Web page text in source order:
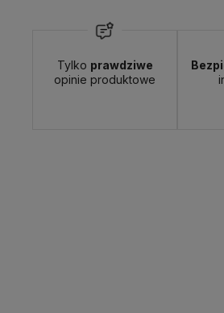
Tylko prawdziwe
opinie produktowe